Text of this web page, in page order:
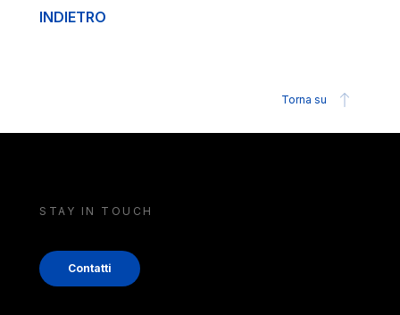
INDIETRO
Torna su
STAY IN TOUCH
Contatti